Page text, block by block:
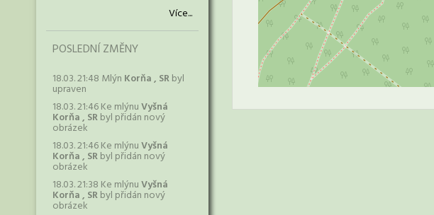
Více...
POSLEDNÍ ZMĚNY
18.03. 21:48 Mlýn Korňa , SRbyl
upraven
18.03. 21:46 Ke mlýnuVyšná
Korňa , SRbyl přidán nový
obrázek
18.03. 21:46 Ke mlýnuVyšná
Korňa , SRbyl přidán nový
obrázek
18.03. 21:38 Ke mlýnuVyšná
Korňa , SRbyl přidán nový
obrázek